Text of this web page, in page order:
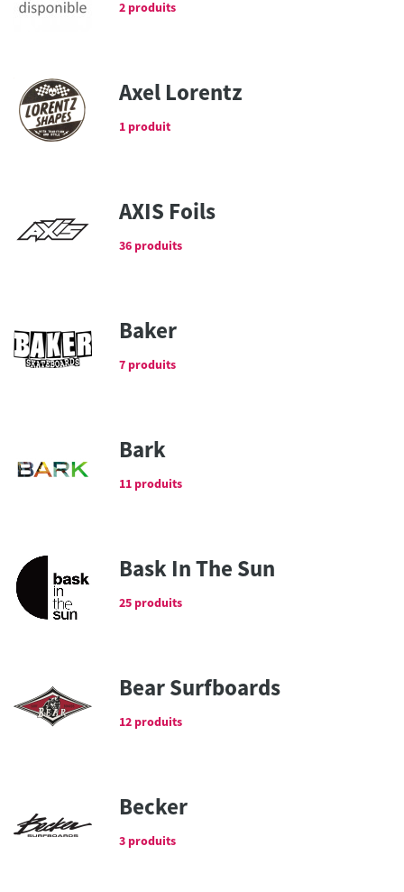
2 produits
Axel Lorentz
1 produit
AXIS Foils
36 produits
Baker
7 produits
Bark
11 produits
Bask In The Sun
25 produits
Bear Surfboards
12 produits
Becker
3 produits